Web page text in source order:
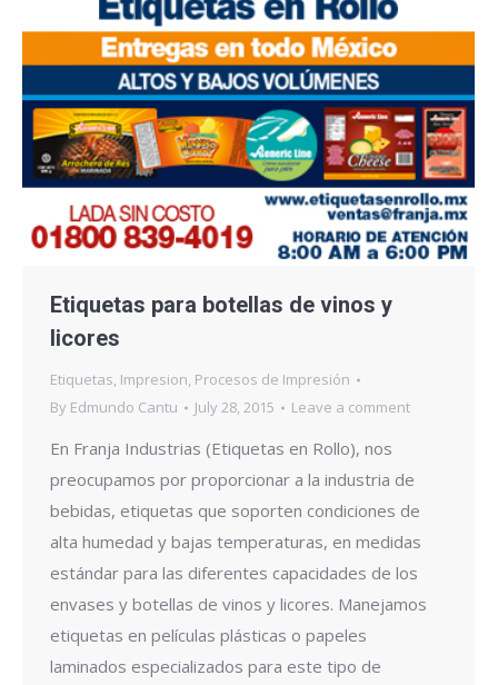
Etiquetas para botellas de vinos y
licores
Etiquetas, Impresion, Procesos de Impresión
By Edmundo Cantu July 28, 2015 Leave a comment
En Franja Industrias (Etiquetas en Rollo), nos
preocupamos por proporcionar a la industria de
bebidas, etiquetas que soporten condiciones de
alta humedad y bajas temperaturas, en medidas
estándar para las diferentes capacidades de los
envases y botellas de vinos y licores. Manejamos
etiquetas en películas plásticas o papeles
laminados especializados para este tipo de